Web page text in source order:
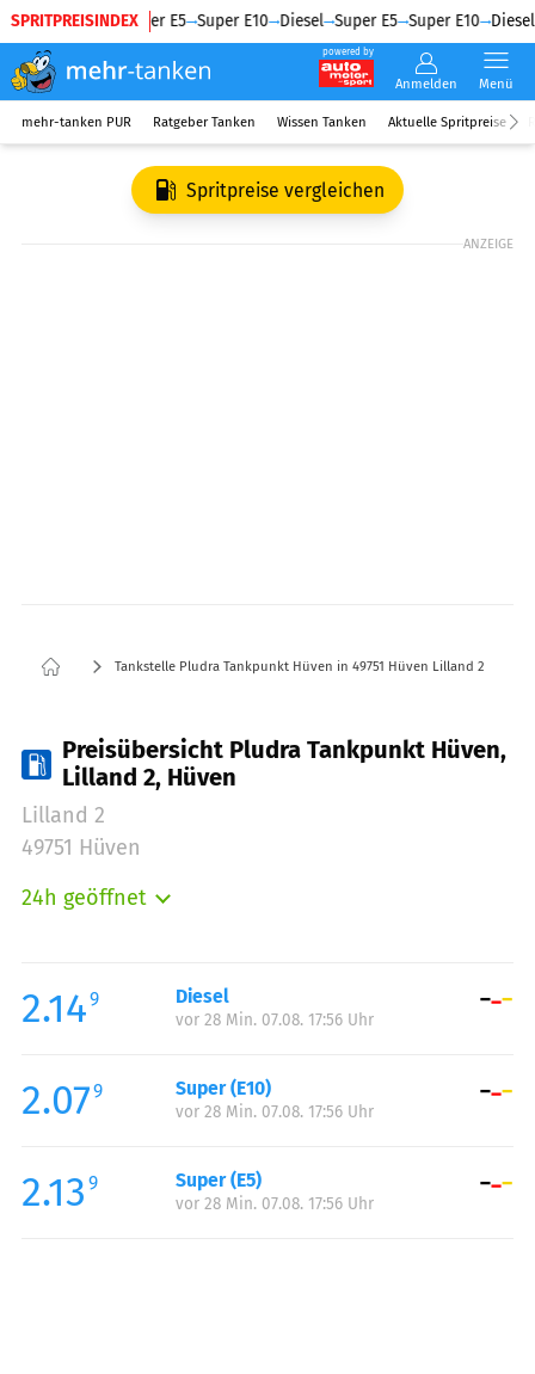
SPRITPREISINDEX
Diesel Super E5 Super E10 Diesel Super E5 Super E10 Diesel
powered by
Anmelden Menü
mehr-tanken PUR Ratgeber Tanken Wissen Tanken Aktuelle Spritpreise
Spritpreise vergleichen
ANZEIGE
Tankstelle Pludra Tankpunkt Hüven in 49751 Hüven Lilland 2
Preisübersicht Pludra Tankpunkt Hüven,
Lilland 2, Hüven
Lilland 2
49751 Hüven
24h geöffnet
Mittwoch:
00:00-24:00
Donnerstag:
Samstag:
00:00-24:00
Sonntag:
2.149 Diesel
vor 28 Min. 07.08. 17:56 Uhr
2.079 Super (E10)
vor 28 Min. 07.08. 17:56 Uhr
2.13 9 Super (E5)
vor 28 Min. 07.08. 17:56 Uhr